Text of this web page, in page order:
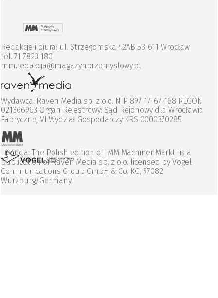
Redakcje i biura: ul. Strzegomska 42AB 53-611 Wrocław
tel. 71 7823 180
mm.redakcja@magazynprzemyslowy.pl
Wydawca: Raven Media sp. z o.o. NIP 897-17-67-168 REGON
021366963 Organ Rejestrowy: Sąd Rejonowy dla Wrocławia
Fabrycznej VI Wydział Gospodarczy KRS 0000370285
Licencja: The Polish edition of "MM MachinenMarkt" is a
publication of Raven Media sp. z o.o. licensed by Vogel
Communications Group GmbH & Co. KG, 97082
Wurzburg/Germany.